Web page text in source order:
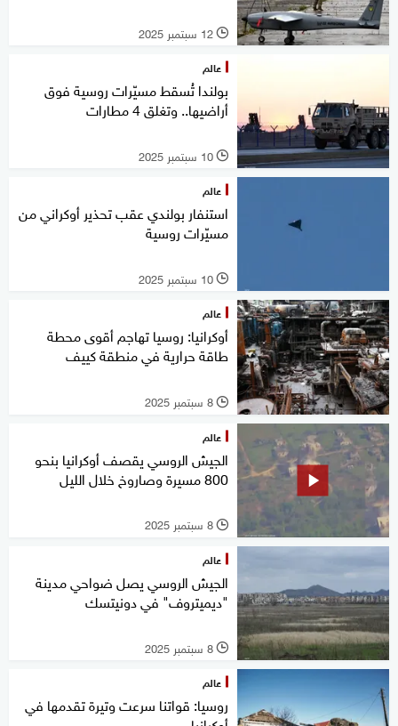
l 12 سبتمبر 2025
عالم
بولندا تُسقط مسيّرات روسية فوق
أراضيها.. وتغلق 4 مطارات
l 10 سبتمبر 2025
عالم
استنفار بولندي عقب تحذير أوكراني من
مسيّرات روسية
l 10 سبتمبر 2025
عالم
أوكرانيا: روسيا تهاجم أقوى محطة
طاقة حرارية في منطقة كييف
l 8 سبتمبر 2025
عالم
الجيش الروسي يقصف أوكرانيا بنحو
800 مسيرة وصاروخ خلال الليل
l 8 سبتمبر 2025
عالم
الجيش الروسي يصل ضواحي مدينة
"ديميتروف" في دونيتسك
l 8 سبتمبر 2025
عالم
روسيا: قواتنا سرعت وتيرة تقدمها في